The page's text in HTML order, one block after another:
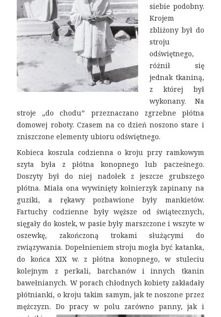
siebie podobny.
Krojem
zbliżony był do
stroju
odświętnego,
różnił się
jednak tkaniną,
z której był
wykonany. Na
stroje „do chodu” przeznaczano zgrzebne płótna
domowej roboty. Czasem na co dzień noszono stare i
zniszczone elementy ubioru odświętnego.
Kobieca koszula codzienna o kroju przy ramkowym
szyta była z płótna konopnego lub pacześnego.
Doszyty był do niej nadołek z jeszcze grubszego
płótna. Miała ona wywinięty kołnierzyk zapinany na
guziki, a rękawy pozbawione były mankietów.
Fartuchy codzienne były węższe od świątecznych,
sięgały do kostek, w pasie były marszczone i wszyte w
oszewkę, zakończoną trokami służącymi do
związywania. Dopełnieniem stroju mogła być katanka,
do końca XIX w. z płótna konopnego, w stuleciu
kolejnym z perkali, barchanów i innych tkanin
bawełnianych. W porach chłodnych kobiety zakładały
płótnianki, o kroju takim samym, jak te noszone przez
mężczyzn. Do pracy w polu zarówno panny, jak i